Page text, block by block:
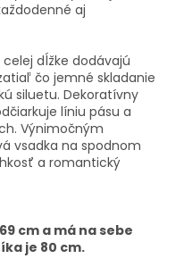
aj
dĺžke dodávajú
čo jemné skladanie
siluetu. Dekoratívny
líniu pásu a
Výnimočným
vsadka na spodnom
a romantický
cm a má na sebe
je 80 cm.